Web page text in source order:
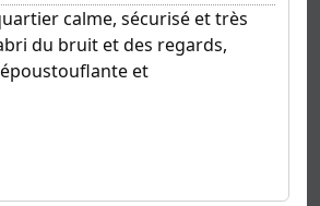
calme, sécurisé et très
du bruit et des regards,
et